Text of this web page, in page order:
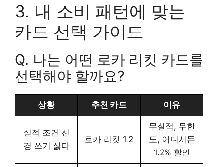
3. 내 소비 패턴에 맞는
카드 선택 가이드
Q. 나는 어떤 로카 리킷 카드를
선택해야 할까요?
상황 추천 카드 이유
실적 조건 신
경 쓰기 싫다
로카 리킷 1.2
무실적, 무한
도, 어디서든
1.2% 할인